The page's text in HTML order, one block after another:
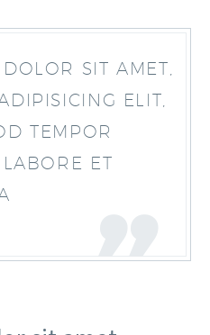
SIT AMET,
ELIT,
TEMPOR
ET